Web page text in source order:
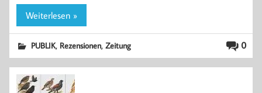
Weiterlesen »
0
PUBLIK, Rezensionen,Zeitung